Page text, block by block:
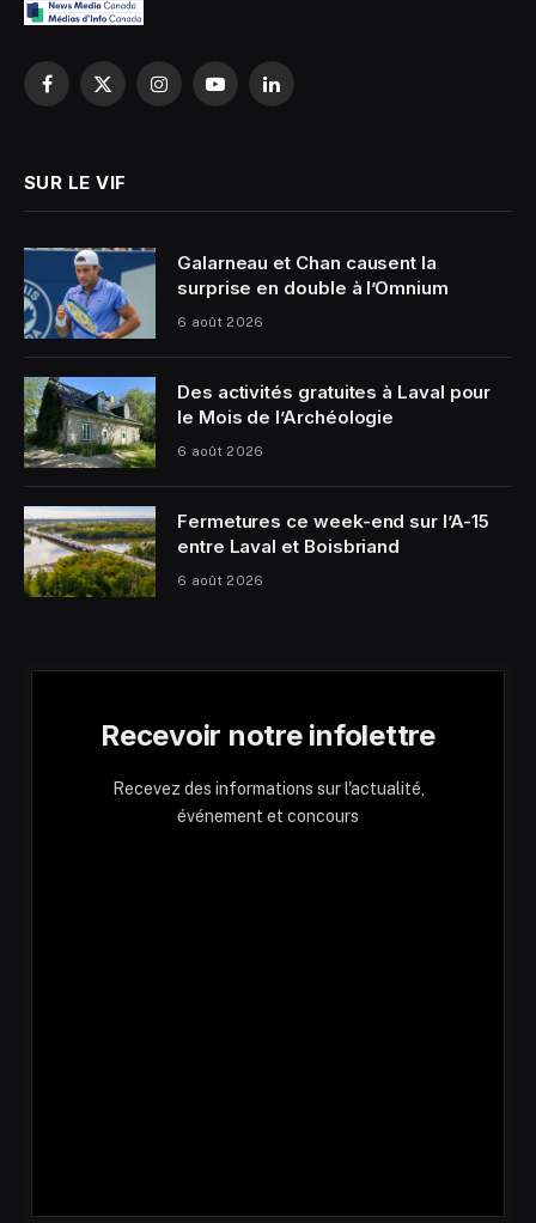
Facebook
X
InstagramYouTubeLinkedIn
SUR LE VIF
Galarneau et Chan causent la
surprise en double à l’Omnium
6 août 2026
Des activités gratuites à Laval pour
le Mois de l’Archéologie
6 août 2026
Fermetures ce week-end sur l’A-15
entre Laval et Boisbriand
6 août 2026
Recevoir notre infolettre
Recevez des informations sur l'actualité,
événement et concours